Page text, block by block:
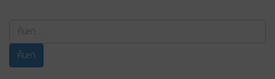
ค้นหา...
ค้นหา